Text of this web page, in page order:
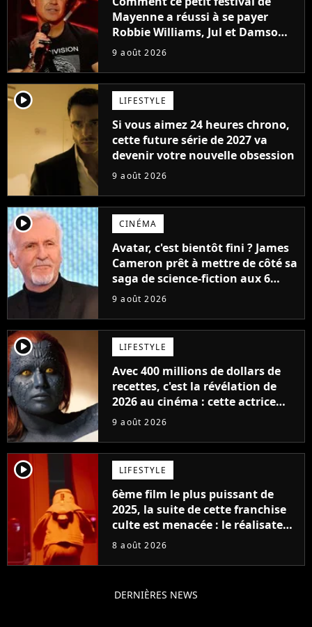
Mayenne a réussi à se payer
Robbie Williams, Jul et Damso
cette année ?
9 août 2026
player2 LIFESTYLE
Si vous aimez 24 heures chrono,
cette future série de 2027 va
devenir votre nouvelle obsession
9 août 2026
player2 CINÉMA
Avatar, c'est bientôt fini ? James
Cameron prêt à mettre de côté sa
saga de science-fiction aux 6
milliards de recettes
9 août 2026
player2 LIFESTYLE
Avec 400 millions de dollars de
recettes, c'est la révélation de
2026 au cinéma : cette actrice
adorée prête à remplacer
9 août 2026
player2 LIFESTYLE
6ème film le plus puissant de
2025, la suite de cette franchise
culte est menacée : le réalisateur
claque la porte pour "différends
8 août 2026
DERNIÈRES NEWS